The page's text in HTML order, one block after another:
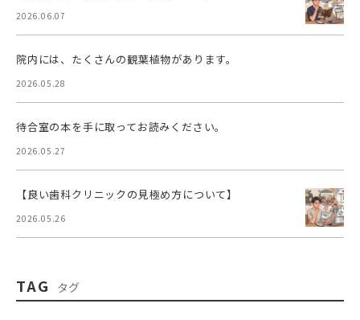
2026.06.07
院内には、たくさんの観葉植物があります。
2026.05.28
待合室の本を手に取ってお読みください。
2026.05.27
【良い歯科クリニックの見極め方について】
2026.05.26
TAG タグ